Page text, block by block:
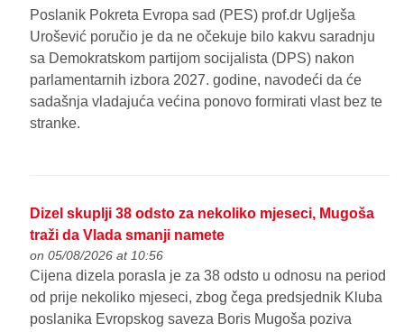
Poslanik Pokreta Evropa sad (PES) prof.dr Uglješa
Urošević poručio je da ne očekuje bilo kakvu saradnju
sa Demokratskom partijom socijalista (DPS) nakon
parlamentarnih izbora 2027. godine, navodeći da će
sadašnja vladajuća većina ponovo formirati vlast bez te
stranke.
Dizel skuplji 38 odsto za nekoliko mjeseci, Mugoša
traži da Vlada smanji namete
on 05/08/2026 at 10:56
Cijena dizela porasla je za 38 odsto u odnosu na period
od prije nekoliko mjeseci, zbog čega predsjednik Kluba
poslanika Evropskog saveza Boris Mugoša poziva